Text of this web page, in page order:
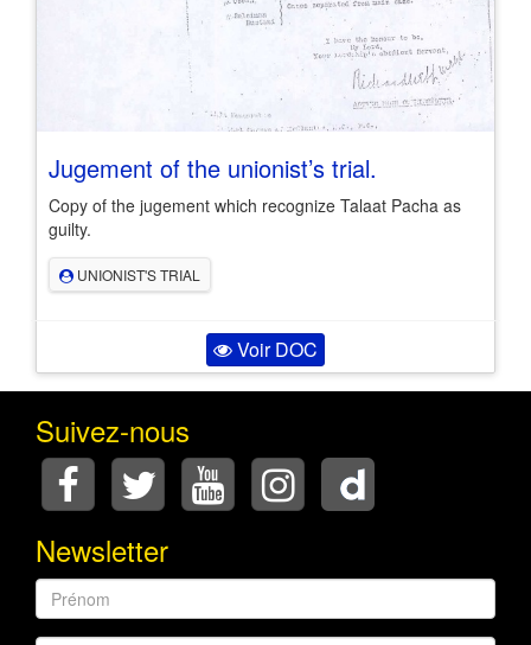
Jugement of the unionist’s trial.
Copy of the jugement which recognize Talaat Pacha as
guilty.
UNIONIST'S TRIAL
Voir DOC
Suivez-nous
Newsletter
Prénom